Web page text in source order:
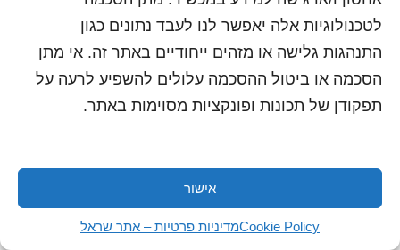
לטכנולוגיות אלה יאפשר לנו לעבד נתונים כגון
התנהגות גלישה או מזהים ייחודיים באתר זה. אי מתן
הסכמה או ביטול ההסכמה עלולים להשפיע לרעה על
תפקודן של תכונות ופונקציות מסוימות באתר.
אישור
Cookie Policyמדיניות פרטיות – אתר שראל
כל הזכויות שמורות לשראל 2018 | עיצוב ותכנות: סטודיו
"היוצרים"